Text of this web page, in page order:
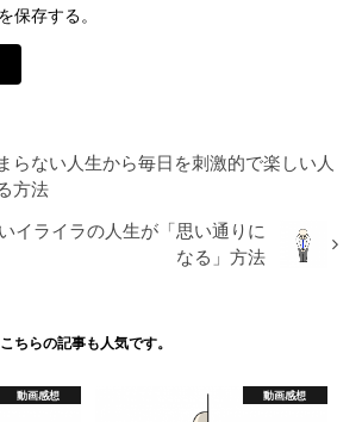
保存する。
らない人生から毎日を刺激的で楽しい人
方法
イライラの人生が「思い通りに
なる」方法
こちらの記事も人気です。
動画感想 動画感想